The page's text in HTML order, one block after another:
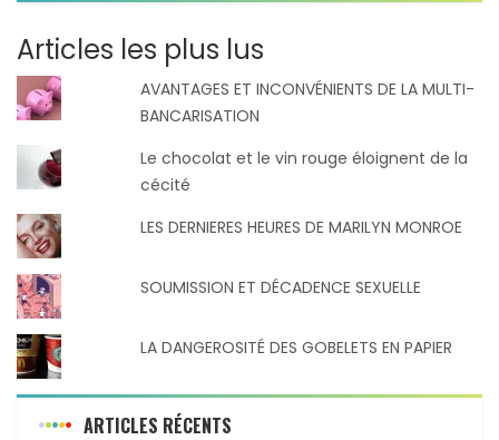
Articles les plus lus
AVANTAGES ET INCONVÉNIENTS DE LA MULTI-
BANCARISATION
Le chocolat et le vin rouge éloignent de la
cécité
LES DERNIERES HEURES DE MARILYN MONROE
SOUMISSION ET DÉCADENCE SEXUELLE
LA DANGEROSITÉ DES GOBELETS EN PAPIER
ARTICLES RÉCENTS